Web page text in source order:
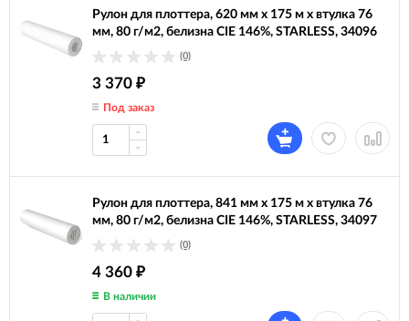
Рулон для плоттера, 620 мм х 175 м х втулка 76
мм, 80 г/м2, белизна CIE 146%, STARLESS, 34096
(0)
3 370 ₽
Под заказ
Рулон для плоттера, 841 мм х 175 м х втулка 76
мм, 80 г/м2, белизна CIE 146%, STARLESS, 34097
(0)
4 360 ₽
В наличии